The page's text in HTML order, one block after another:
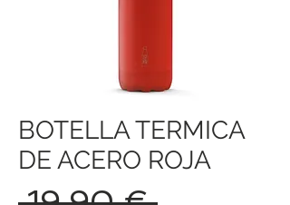
BOTELLA TERMICA
DE ACERO ROJA